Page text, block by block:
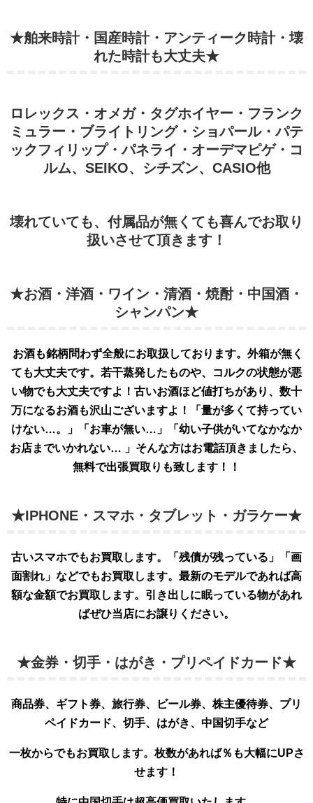
★舶来時計・国産時計・アンティーク時計・壊
れた時計も大丈夫★
ロレックス・オメガ・タグホイヤー・フランク
ミュラー・ブライトリング・ショパール・パテ
ックフィリップ・パネライ・オーデマピゲ・コ
ルム、SEIKO、シチズン、CASIO他
壊れていても、付属品が無くても喜んでお取り
扱いさせて頂きます！
★お酒・洋酒・ワイン・清酒・焼酎・中国酒・
シャンパン★
お酒も銘柄問わず全般にお取扱しております。外箱が無く
ても大丈夫です。若干蒸発したものや、コルクの状態が悪
い物でも大丈夫ですよ！古いお酒ほど値打ちがあり、数十
万になるお酒も沢山ございますよ！「量が多くて持ってい
けない…。」「お車が無い…」「幼い子供がいてなかなか
お店までいかれない… 」そんな方はお電話頂きましたら、
無料で出張買取りも致します！！
★IPHONE・スマホ・タブレット・ガラケー★
古いスマホでもお買取します。「残債が残っている」「画
面割れ」などでもお買取します。最新のモデルであれば高
額な金額でお買取します。引き出しに眠っている物があれ
ばぜひ当店にお譲りください。
★金券・切手・はがき・プリペイドカード★
商品券、ギフト券、旅行券、ビール券、株主優待券、プリ
ペイドカード、切手、はがき、中国切手など
一枚からでもお買取します。枚数があれば％も大幅にUPさ
せます！